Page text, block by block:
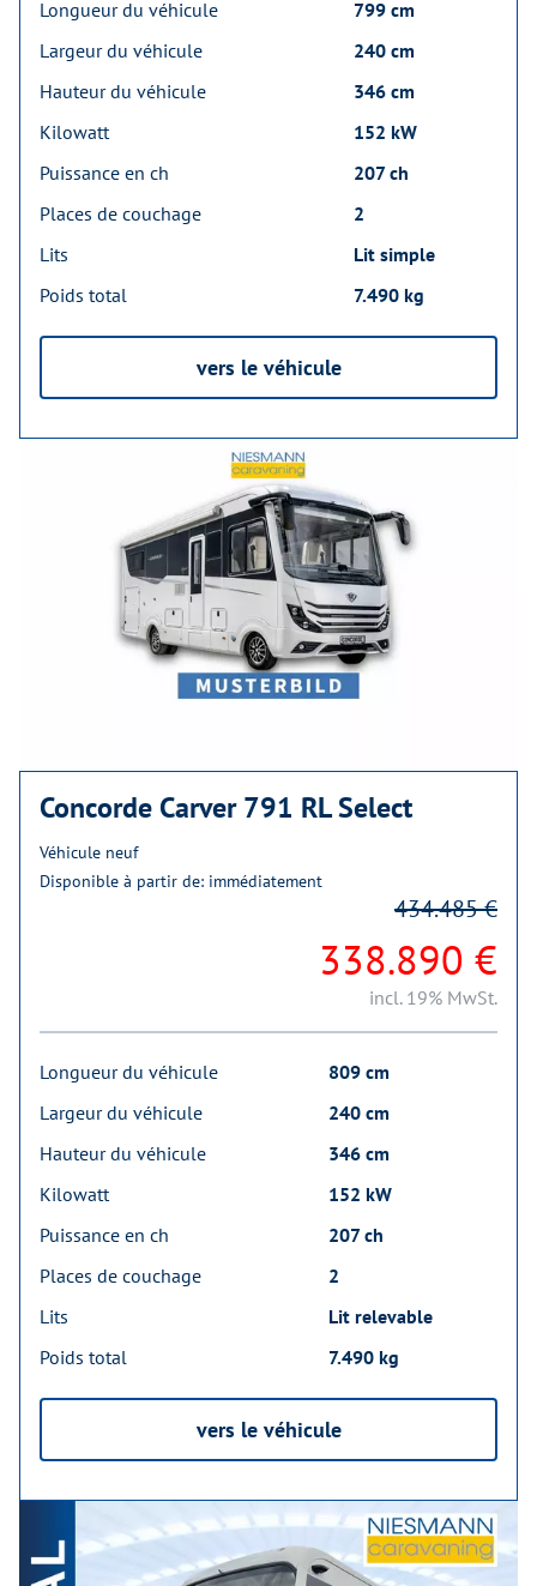
Longueur du véhicule
799 cm
Largeur du véhicule
240 cm
Hauteur du véhicule
346 cm
Kilowatt
152 kW
Puissance en ch
207 ch
Places de couchage
2
Lits
Lit simple
Poids total
7.490 kg
vers le véhicule
Concorde Carver 791 RL Select
Véhicule neuf
Disponible à partir de: immédiatement
338.890 €
434.485 €
incl. 19% MwSt.
Longueur du véhicule
809 cm
Largeur du véhicule
240 cm
Hauteur du véhicule
346 cm
Kilowatt
152 kW
Puissance en ch
207 ch
Places de couchage
2
Lits
Lit relevable
Poids total
7.490 kg
vers le véhicule